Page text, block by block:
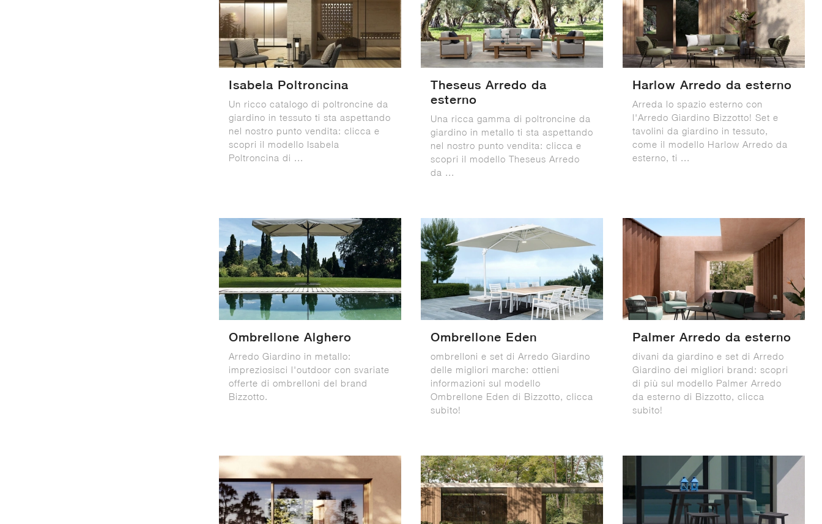
Isabela Poltroncina
Un ricco catalogo di poltroncine da
giardino in tessuto ti sta aspettando
nel nostro punto vendita: clicca e
scopri il modello Isabela
Poltroncina di ...
Theseus Arredo da
esterno
Una ricca gamma di poltroncine da
giardino in metallo ti sta aspettando
nel nostro punto vendita: clicca e
scopri il modello Theseus Arredo
da ...
Harlow Arredo da esterno
Arreda lo spazio esterno con
l'Arredo Giardino Bizzotto! Set e
tavolini da giardino in tessuto,
come il modello Harlow Arredo da
esterno, ti ...
Ombrellone Alghero
Arredo Giardino in metallo:
impreziosisci l'outdoor con svariate
offerte di ombrelloni del brand
Bizzotto.
Ombrellone Eden
ombrelloni e set di Arredo Giardino
delle migliori marche: ottieni
informazioni sul modello
Ombrellone Eden di Bizzotto, clicca
subito!
Palmer Arredo da esterno
divani da giardino e set di Arredo
Giardino dei migliori brand: scopri
di più sul modello Palmer Arredo
da esterno di Bizzotto, clicca
subito!